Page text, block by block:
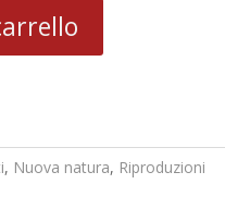
, Nuova natura, Riproduzioni